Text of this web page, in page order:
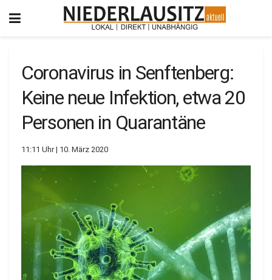
Coronavirus in Senftenberg:
Keine neue Infektion, etwa 20
Personen in Quarantäne
11:11 Uhr | 10. März 2020